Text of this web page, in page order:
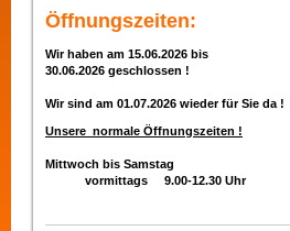
Öffnungszeiten:
Wir haben am 15.06.2026 bis
30.06.2026 geschlossen !
Wir sind am 01.07.2026 wieder für Sie da !
Unsere normale Öffnungszeiten !
Mittwoch bis Samstag
vormittags 9.00-12.30 Uhr